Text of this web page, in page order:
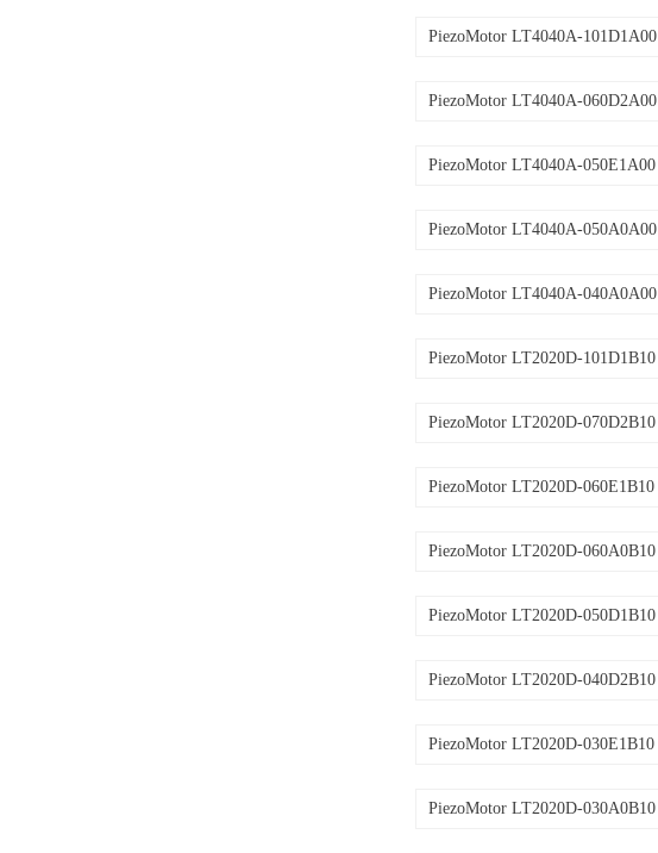
PiezoMotor LT4040A-101D1A00
PiezoMotor LT4040A-060D2A00
PiezoMotor LT4040A-050E1A00
PiezoMotor LT4040A-050A0A00
PiezoMotor LT4040A-040A0A00
PiezoMotor LT2020D-101D1B10
PiezoMotor LT2020D-070D2B10
PiezoMotor LT2020D-060E1B10
PiezoMotor LT2020D-060A0B10
PiezoMotor LT2020D-050D1B10
PiezoMotor LT2020D-040D2B10
PiezoMotor LT2020D-030E1B10
PiezoMotor LT2020D-030A0B10